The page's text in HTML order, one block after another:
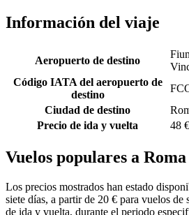
Información del viaje
Aeropuerto de destino
Código IATA del aeropuerto de
destino
Ciudad de destino
Precio de ida y vuelta
48 €
Vuelos populares a Roma
Los precios mostrados han estado
siete días, a partir de 20 € para vuelos
de ida y vuelta, durante el periodo